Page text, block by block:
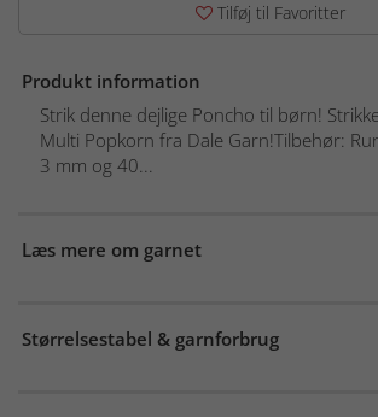
Tilføj til Favoritter
Produkt information
Strik denne dejlige Poncho til børn!
Multi Popkorn fra Dale Garn!Tilbehør:
3 mm og 40...
Læs mere om garnet
Størrelsestabel & garnforbrug